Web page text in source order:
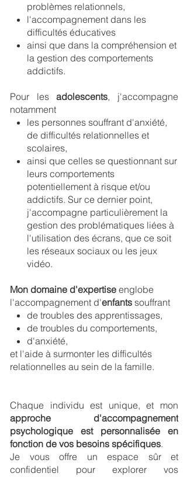
problèmes relationnels,
l'accompagnement dans les
difficultés éducatives
ainsi que dans la compréhension et
la gestion des comportements
addictifs.
Pour les adolescents, j'accompagne
notamment
les personnes souffrant d'anxiété,
de difficultés relationnelles et
scolaires,
ainsi que celles se questionnant sur
leurs comportements
potentiellement à risque et/ou
addictifs. Sur ce dernier point,
j'accompagne particulièrement la
gestion des problématiques liées à
l'utilisation des écrans, que ce soit
les réseaux sociaux ou les jeux
vidéo.
Mon domaine d'expertise englobe
l'accompagnement d'enfants souffrant
de troubles des apprentissages,
de troubles du comportements,
d'anxiété,
et l'aide à surmonter les difficultés
relationnelles au sein de la famille.
Chaque individu est unique, et mon
approche d'accompagnement
psychologique est personnalisée en
fonction de vos besoins spécifiques.
Je vous offre un espace sûr et
confidentiel pour explorer vos